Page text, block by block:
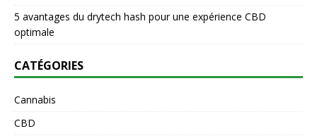
5 avantages du drytech hash pour une expérience CBD
optimale
CATÉGORIES
Cannabis
CBD